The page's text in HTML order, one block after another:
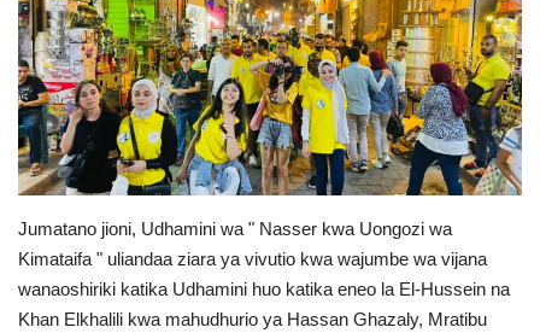
Urithi wa Nasser
Habari
Harakati ya Nasser kwa Vijana
Kanuni na Masharti ya Udhamini wa
Nasser
Udhamini wa Nasser
Jumatano jioni, Udhamini wa " Nasser kwa Uongozi wa
Kimataifa " uliandaa ziara ya vivutio kwa wajumbe wa vijana
wanaoshiriki katika Udhamini huo katika eneo la El-Hussein na
Khan Elkhalili kwa mahudhurio ya Hassan Ghazaly, Mratibu